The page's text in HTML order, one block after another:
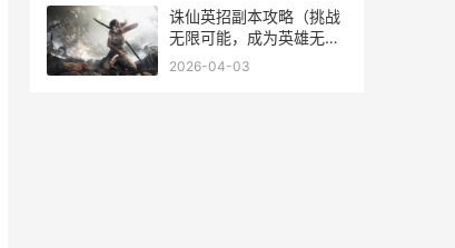
诛仙英招副本攻略（挑战
无限可能，成为英雄无敌
者）
2026-04-03